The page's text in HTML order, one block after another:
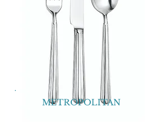
METROPOLITAN